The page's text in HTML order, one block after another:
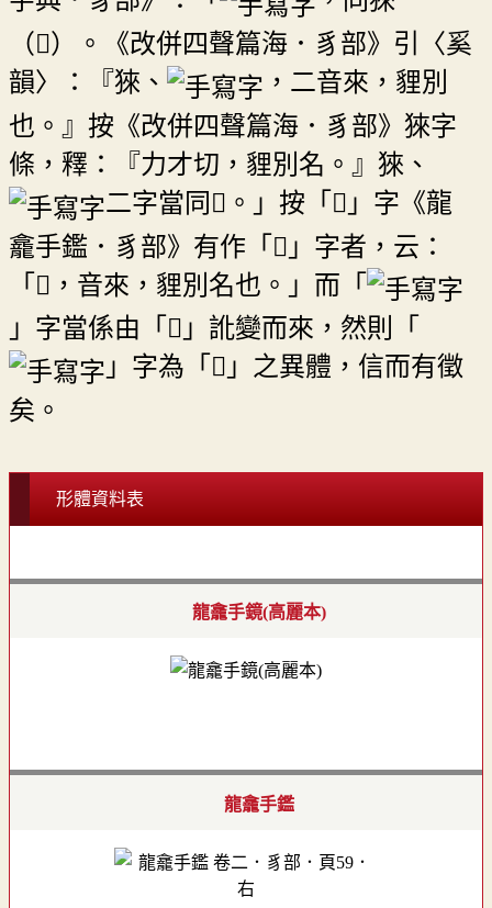
（𧳟）。《改併四聲篇海．豸部》引〈奚
韻〉：『猍、
，二音來，貍別
也。』按《改併四聲篇海．豸部》猍字
條，釋：『力才切，貍別名。』猍、
二字當同𧳟。」按「𧳟」字《龍
龕手鑑．豸部》有作「𧳟」字者，云：
「𧳟，音來，貍別名也。」而「
」字當係由「𧳟」訛變而來，然則「
」字為「𧳟」之異體，信而有徵
矣。
形體資料表
龍龕手鏡(高麗本)
龍龕手鑑